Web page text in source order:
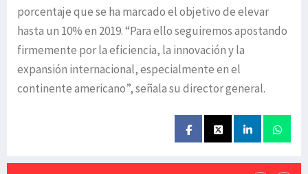
porcentaje que se ha marcado el objetivo de elevar
hasta un 10% en 2019. “Para ello seguiremos apostando
firmemente por la eficiencia, la innovación y la
expansión internacional, especialmente en el
continente americano”, señala su director general.